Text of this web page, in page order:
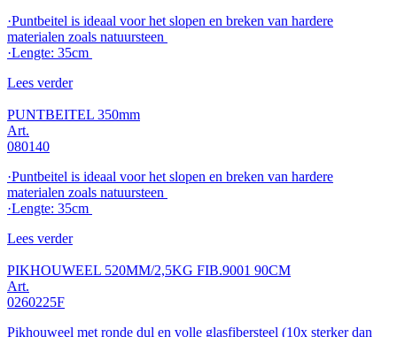
·Puntbeitel is ideaal voor het slopen en breken van hardere
materialen zoals natuursteen
·Lengte: 35cm
Lees verder
PUNTBEITEL 350mm
Art.
080140
·Puntbeitel is ideaal voor het slopen en breken van hardere
materialen zoals natuursteen
·Lengte: 35cm
Lees verder
PIKHOUWEEL 520MM/2,5KG FIB.9001 90CM
Art.
0260225F
Pikhouweel met ronde dul en volle glasfibersteel (10x sterker dan